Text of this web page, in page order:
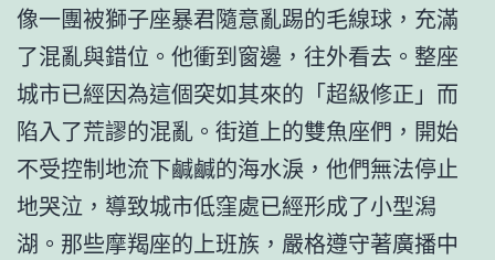
像一團被獅子座暴君隨意亂踢的毛線球，充滿
了混亂與錯位。他衝到窗邊，往外看去。整座
城市已經因為這個突如其來的「超級修正」而
陷入了荒謬的混亂。街道上的雙魚座們，開始
不受控制地流下鹹鹹的海水淚，他們無法停止
地哭泣，導致城市低窪處已經形成了小型潟
湖。那些摩羯座的上班族，嚴格遵守著廣播中